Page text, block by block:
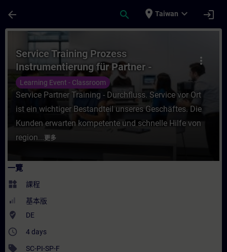
arrow_back search place Taiwan expand_more login
課程 - Service Training Prozess
more_vert
Service Training Prozess
Instrumentierung für Partner -
Durchfluss
Learning Event - Classroom
Service Partner Training - Durchfluss. Service vor Ort
ist ein wichtiger Bestandteil unseres Geschäftes. Die
Kunden erwarten kompetente und schnelle Hilfe von
region...更多
一覽
widgets 課程
基本版
where_to_vote DE
access_time 4 days
sell SC-PI-SP-F